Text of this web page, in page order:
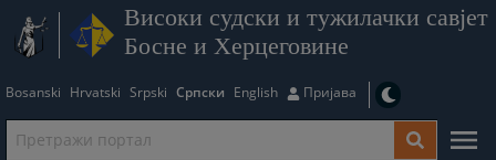
Високи судски и тужилачки савјет
Босне и Херцеговине
Bosanski Hrvatski Srpski Српски English Пријава